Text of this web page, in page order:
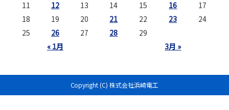
« 1月 3月 »
11
12 13 14 15 16
17
18
19 20 21 22 23
24
25
26 27 28 29
Copyright (C) 株式会社浜崎電工